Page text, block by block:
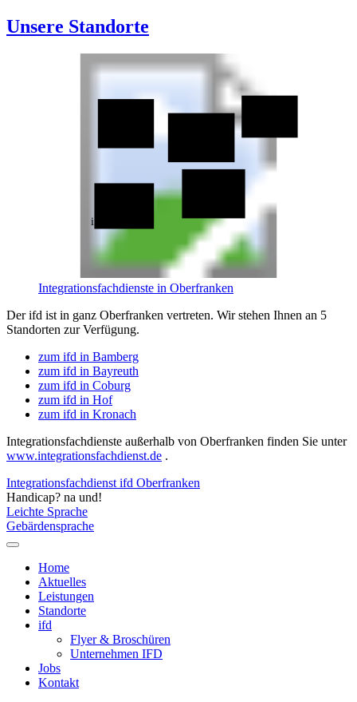
Unsere Standorte
ifd Bamberg
Integrationsfachdienste in Oberfranken
Der ifd ist in ganz Oberfranken vertreten. Wir stehen Ihnen an 5
Standorten zur Verfügung.
zum ifd in Bamberg
zum ifd in Bayreuth
zum ifd in Coburg
zum ifd in Hof
zum ifd in Kronach
Integrationsfachdienste außerhalb von Oberfranken finden Sie unter
www.integrationsfachdienst.de .
Integrationsfachdienst ifd Oberfranken
Handicap? na und!
Leichte Sprache
Gebärdensprache
Home
Aktuelles
Leistungen
Standorte
ifd
Flyer & Broschüren
Unternehmen IFD
Jobs
Kontakt